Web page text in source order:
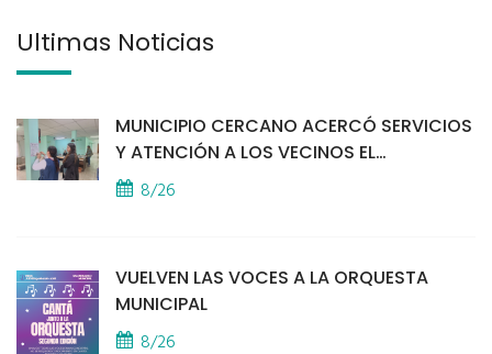
Últimas Noticias
MUNICIPIO CERCANO ACERCÓ SERVICIOS
Y ATENCIÓN A LOS VECINOS EL
PROVINCIAL
8/26
VUELVEN LAS VOCES A LA ORQUESTA
MUNICIPAL
8/26